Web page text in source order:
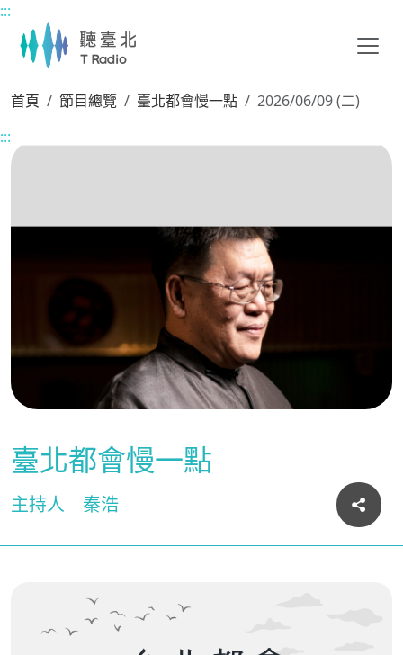
主要內容區塊
:::
首頁 節目總覽 臺北都會慢一點
2026/06/09 (二)
:::
臺北都會慢一點
主持人 秦浩